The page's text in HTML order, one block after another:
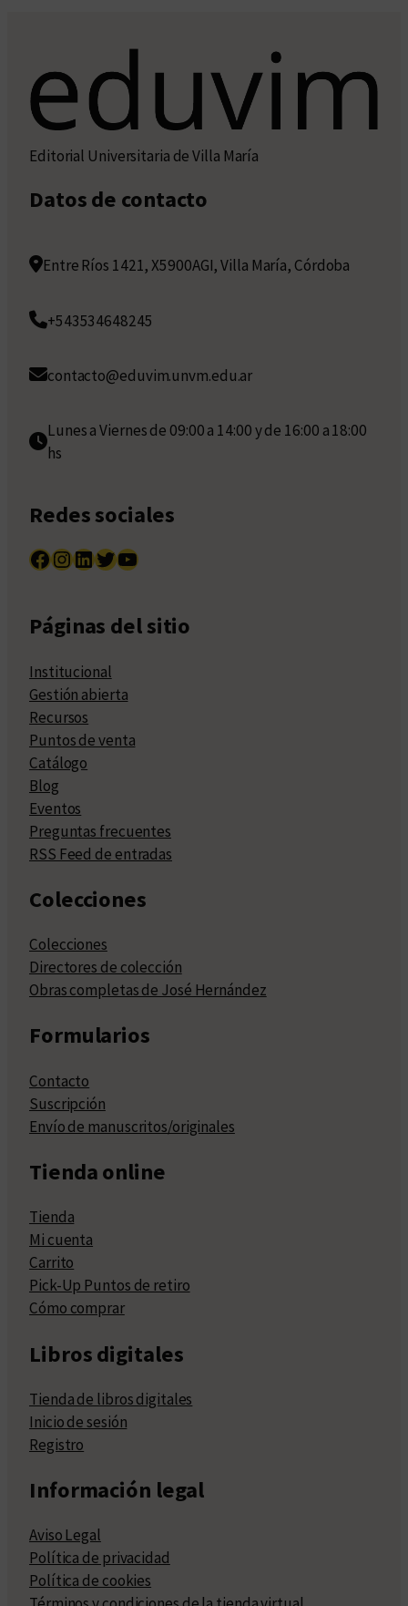
Editorial Universitaria de Villa María
Datos de contacto
Entre Ríos 1421, X5900AGI, Villa María, Córdoba
+543534648245
contacto@eduvim.unvm.edu.ar
Lunes a Viernes de 09:00 a 14:00 y de 16:00 a 18:00
hs
Redes sociales
Facebook InstagramLinkedIn Twitter YouTube
Páginas del sitio
Institucional
Gestión abierta
Recursos
Puntos de venta
Catálogo
Blog
Eventos
Preguntas frecuentes
RSS Feed de entradas
Colecciones
Colecciones
Directores de colección
Obras completas de José Hernández
Formularios
Contacto
Suscripción
Envío de manuscritos/originales
Tienda online
Tienda
Mi cuenta
Carrito
Pick-Up Puntos de retiro
Cómo comprar
Libros digitales
Tienda de libros digitales
Inicio de sesión
Registro
Información legal
Aviso Legal
Política de privacidad
Política de cookies